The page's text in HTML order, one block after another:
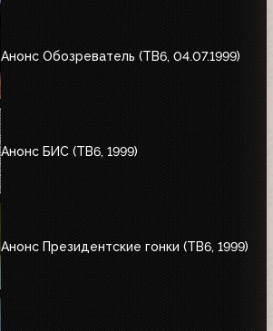
Анонс Обозреватель (ТВ6, 04.07.1999)
Анонс БИС (ТВ6, 1999)
Анонс Президентские гонки (ТВ6, 1999)